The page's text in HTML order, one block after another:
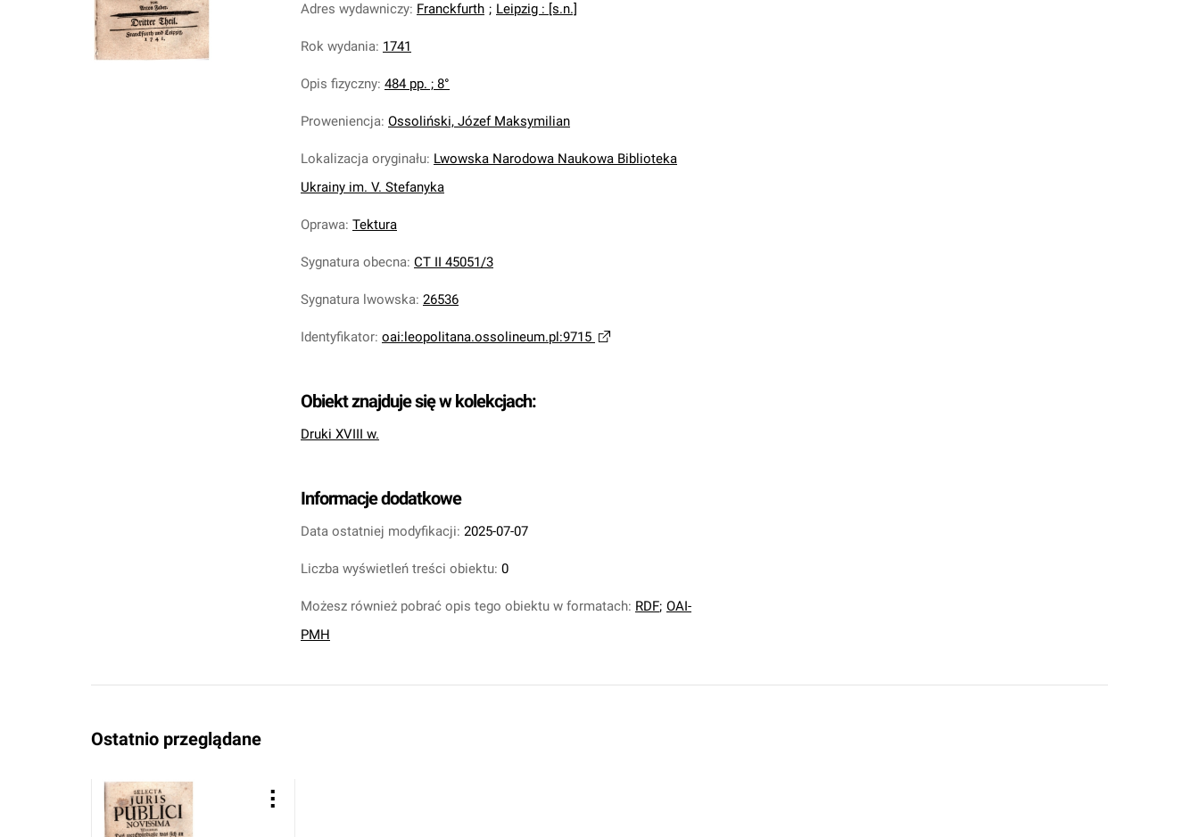
Adres wydawniczy: Franckfurth ; Leipzig : [s.n.]
Rok wydania: 1741
Opis fizyczny: 484 pp. ; 8°
Proweniencja: Ossoliński, Józef Maksymilian
Lokalizacja oryginału: Lwowska Narodowa Naukowa Biblioteka
Ukrainy im. V. Stefanyka
Oprawa: Tektura
Sygnatura obecna: CT II 45051/3
Sygnatura lwowska: 26536
Identyfikator: oai:leopolitana.ossolineum.pl:9715
Obiekt znajduje się w kolekcjach:
Druki XVIII w.
Informacje dodatkowe
Data ostatniej modyfikacji: 2025-07-07
Liczba wyświetleń treści obiektu: 0
Możesz również pobrać opis tego obiektu w formatach: RDF; OAI-
PMH
Ostatnio przeglądane